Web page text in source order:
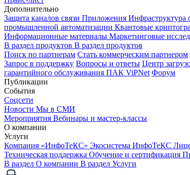
Дополнительно
Защита каналов связи Приложения Инфраструктура
промышленной автоматизации Квантовые
Информационные материалы Маркетинговые
В раздел продуктов В раздел продуктов
Поиск по партнерам Стать коммерческим партнером
Запрос в поддержку Вопросы и ответы Центр
гарантийного обслуживания ПАК ViPNet Форум
Публикации
События
Соцсети
Новости Мы в СМИ
Мероприятия Вебинары и мастер-классы
О компании
Услуги
Компания «ИнфоТеКС» Экосистема ИнфоТеКС
Техническая поддержка Обучение и сертификация
В раздел О компании В раздел Услуги